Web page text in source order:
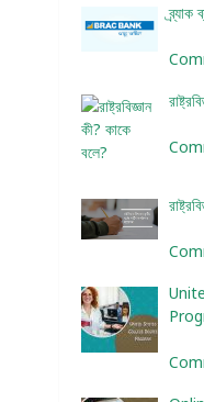
ব্র্যাক